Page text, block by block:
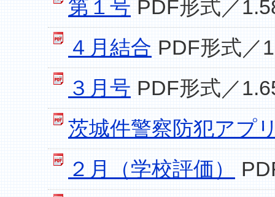
第１号 PDF形式／
４月結合 PDF形式／
３月号 PDF形式／
茨城件警察防犯アプ
２月（学校評価）